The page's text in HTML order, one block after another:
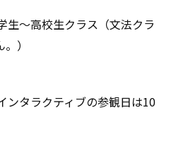
生～高校生クラス（文法クラ
）
タラクティブの参観日は10